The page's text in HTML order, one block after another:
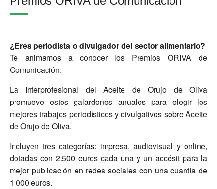
¿Eres periodista o divulgador del sector alimentario?
Te animamos a conocer los Premios ORIVA de
Comunicación.
La Interprofesional del Aceite de Orujo de Oliva
promueve estos galardones anuales para elegir los
mejores trabajos periodísticos y divulgativos sobre Aceite
de Orujo de Oliva.
Incluyen tres categorías: impresa, audiovisual y online,
dotadas con 2.500 euros cada una y un accésit para la
mejor publicación en redes sociales con una cuantía de
1.000 euros.